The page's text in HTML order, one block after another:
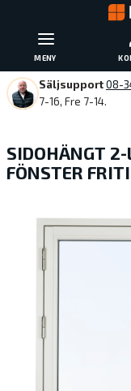
MENY
Säljsupport08-
7-16, Fre 7-14.
SIDOHÄNGT 2-
FÖNSTER